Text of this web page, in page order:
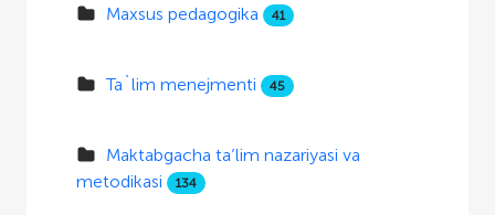
Maxsus pedagogika 41
Ta`lim menejmenti 45
Maktabgacha ta’lim nazariyasi va
metodikasi
134